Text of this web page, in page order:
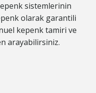
sistemlerinin
olarak garantili
kepenk tamiri ve
arayabilirsiniz.